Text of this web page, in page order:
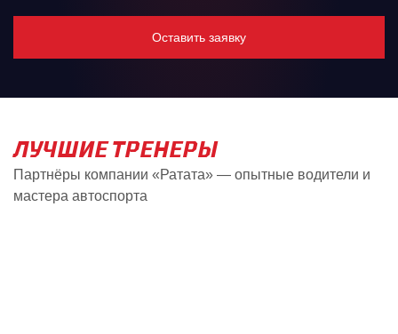
Оставить заявку
ЛУЧШИЕТРЕНЕРЫ
Партнёры компании «Ратата» — опытные водители и
мастера автоспорта